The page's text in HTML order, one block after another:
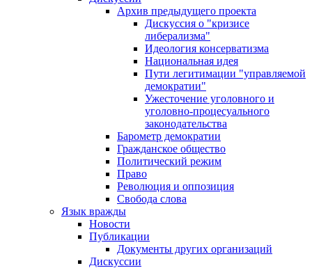
Архив предыдущего проекта
Дискуссия о "кризисе
либерализма"
Идеология консерватизма
Национальная идея
Пути легитимации "управляемой
демократии"
Ужесточение уголовного и
уголовно-процесуального
законодательства
Барометр демократии
Гражданское общество
Политический режим
Право
Революция и оппозиция
Свобода слова
Язык вражды
Новости
Публикации
Документы других организаций
Дискуссии